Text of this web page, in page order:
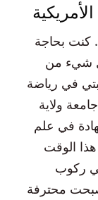
كنت بحاجة
شيء من
في رياضة
ولاية
في علم
الوقت
ركوب
في نهاية عام 2001، أصبحت محترفة